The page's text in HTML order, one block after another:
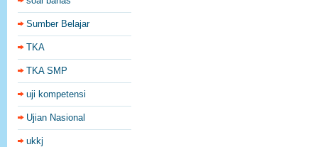
Sumber Belajar
TKA
TKA SMP
uji kompetensi
Ujian Nasional
ukkj